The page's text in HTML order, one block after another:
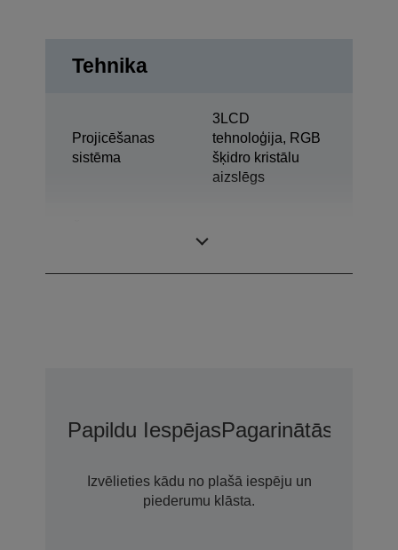
Tehnika
Projicēšanas
sistēma
3LCD
tehnoloģija, RGB
šķidro kristālu
aizslēgs
Papildu IespējasPagarinātās
Izvēlieties kādu no plašā iespēju un
piederumu klāsta.